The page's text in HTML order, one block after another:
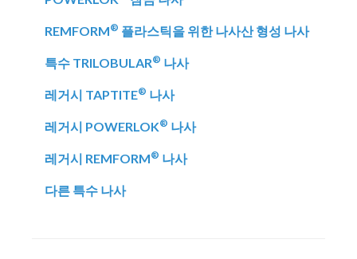
REMFORM® 플라스틱을 위한 나사산 형성 나사
특수 TRILOBULAR® 나사
레거시 TAPTITE® 나사
레거시 POWERLOK® 나사
레거시 REMFORM® 나사
다른 특수 나사